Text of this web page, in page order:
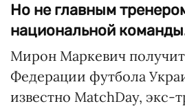
Но не главным
национальной
Мирон Маркевич
Федерации футбола
известно MatchDay, экс-